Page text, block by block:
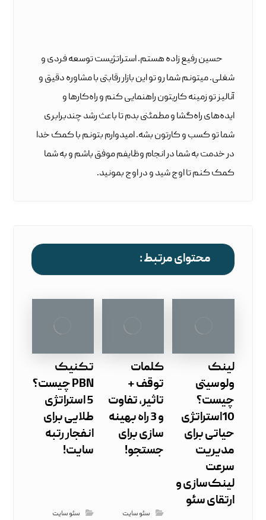
حسین رفیع زاده هستم. استراتژیست توسعه فردی و
شغلی. میتونم شما رو تو این بازار رقابتی با مشاوره دقیق و
آنالیز تو زمینه کاریتون راهنمایی کنم و راه‌کارها و
ایده‌های راه‌گشا و مطمئنی بدم تا باعث رشد چندبرابری
شما تو کسب و کارتون بشه. امیدوارم بتونم با کمک خدا
در خدمت به شما در انجام وظایفم موفق باشم و به شما
کمک کنم تا اوج شید و در اوج بمونید.
محتوای مرتبط :
لینک
ولوسیتی
چیست؟
10استراتژی
حیاتی برای
مدیریت
سرعت
لینک‌سازی و
ارتقای سئو
کلمات
توقف +
تاثیر، تفاوت
و 3 راه بهینه
سازی برای
جستجو!
سئو سایت
تکنیک
PBN چیست؟
5 استراتژی
طلایی برای
انفجار رتبه
سایت!
سئو سایت